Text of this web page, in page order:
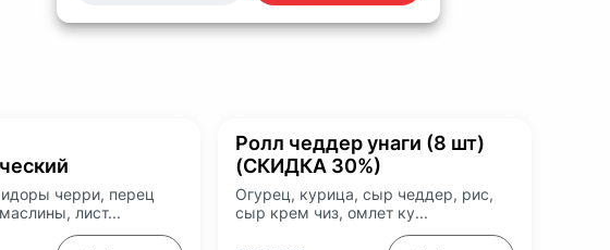
черри, перец
лист...
Ролл чеддер унаги (8 шт)
(СКИДКА 30%)
Огурец, курица, сыр чеддер, рис,
сыр крем чиз, омлет ку...